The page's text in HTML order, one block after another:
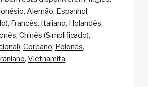
c
e
b
o
at
s
A
p
a
p
c
h
ar
e
Alemão Espanhol
Francês Italiano Holandês
Chinês (Simplificado)
Coreano Polonês
Vietnamita